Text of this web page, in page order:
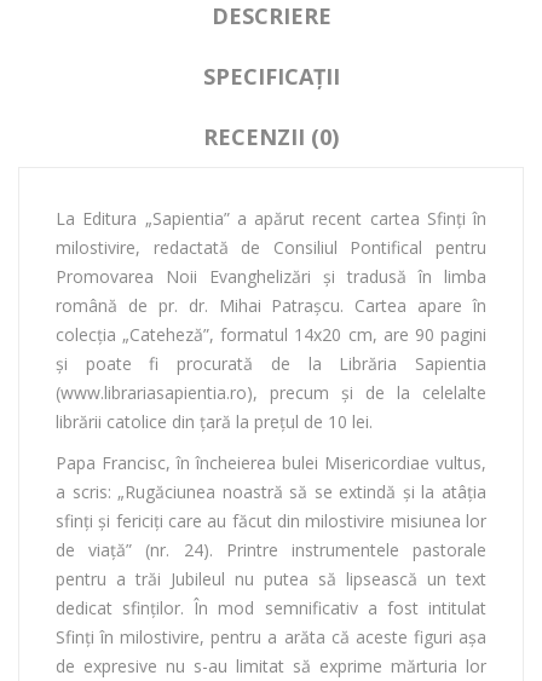
DESCRIERE
SPECIFICAȚII
RECENZII (0)
La Editura „Sapientia” a apărut recent cartea Sfinți în
milostivire, redactată de Consiliul Pontifical pentru
Promovarea Noii Evanghelizări şi tradusă în limba
română de pr. dr. Mihai Patrașcu. Cartea apare în
colecția „Cateheză”, formatul 14x20 cm, are 90 pagini
și poate fi procurată de la Librăria Sapientia
(www.librariasapientia.ro), precum și de la celelalte
librării catolice din țară la prețul de 10 lei.
Papa Francisc, în încheierea bulei Misericordiae vultus,
a scris: „Rugăciunea noastră să se extindă şi la atâţia
sfinţi şi fericiţi care au făcut din milostivire misiunea lor
de viaţă” (nr. 24). Printre instrumentele pastorale
pentru a trăi Jubileul nu putea să lipsească un text
dedicat sfinţilor. În mod semnificativ a fost intitulat
Sfinţi în milostivire, pentru a arăta că aceste figuri aşa
de expresive nu s-au limitat să exprime mărturia lor